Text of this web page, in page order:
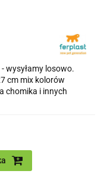
wysyłamy losowo.
cm mix kolorów
chomika i innych